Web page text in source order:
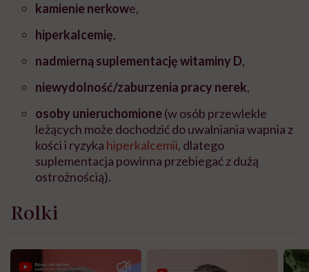
kamienie nerkowe,
hiperkalcemię,
nadmierną suplementację witaminy D,
niewydolność/zaburzenia pracy nerek,
osoby unieruchomione(w osób przewlekle
leżących może dochodzić do uwalniania wapnia z
kości i ryzyka hiperkalcemii, dlatego
suplementacja powinna przebiegać z dużą
ostrożnością).
Rolki